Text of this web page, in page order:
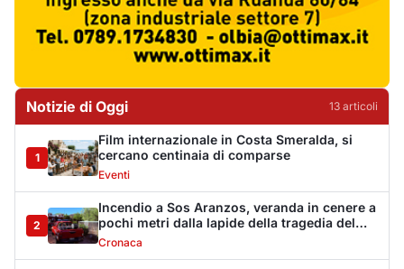
Via Fiume, i residenti chiamano il quartiere
in piazza: sabato sit-in contro l’ordinanza
Cronaca
4
di facciata, penalizza i residenti»
Politica
5
Golfo Aranci ricorda la tragedia di Sos
Aranzos: 33 anni fa morirono tre turisti
Eventi
6
Monte Pino riapre dopo tredici anni, la Fit
Cisl: «Un traguardo per tutta la Gallura»
Sindacati